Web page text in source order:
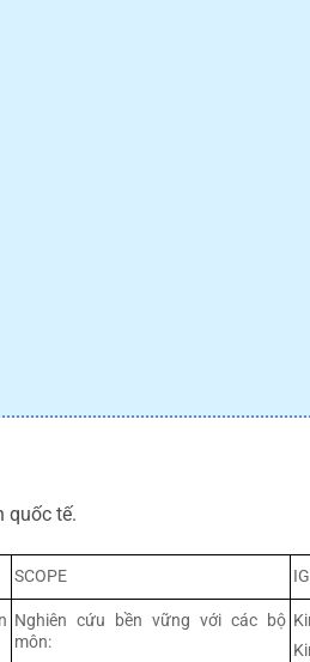
quốc tế.
SCOPE
Nghiên cứu bền vững với các bộ
môn: